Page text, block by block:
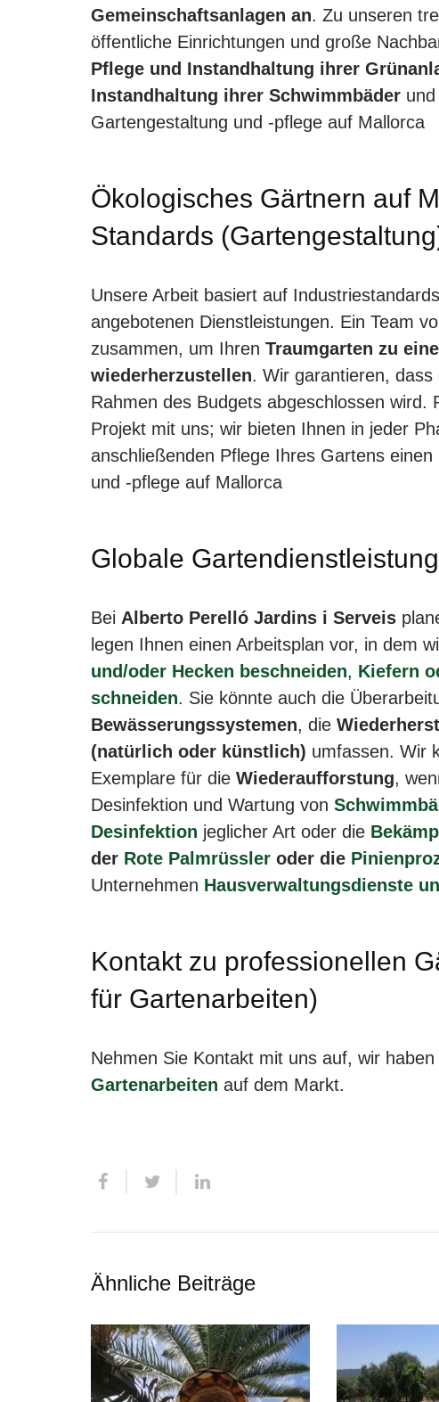
Gemeinschaftsanlagen an. Zu unseren
öffentliche Einrichtungen und große
Pflege und Instandhaltung ihrer
Instandhaltung ihrer Schwimmbäder
Gartengestaltung und -pflege auf Mallorca
Ökologisches Gärtnern auf
Standards
Unsere Arbeit basiert auf
angebotenen Dienstleistungen. Ein Team
zusammen, um Ihren Traumgarten zu
wiederherzustellen. Wir garantieren,
Rahmen des Budgets abgeschlossen
Projekt mit uns; wir bieten Ihnen in jeder
anschließenden Pflege Ihres Gartens
und -pflege auf Mallorca
Globale
Bei Alberto Perelló Jardins i Serveis
legen Ihnen einen Arbeitsplan vor, in dem
und/oder Hecken beschneiden, Kiefern
schneiden. Sie könnte auch die
Bewässerungssystemen, die
(natürlich oder künstlich) umfassen. Wir
Exemplare für die Wiederaufforstung,
Desinfektion und Wartung von
Desinfektion jeglicher Art oder die
der Rote Palmrüssler oder die
Unternehmen Hausverwaltungsdienste
Kontakt zu professionellen
für Gartenarbeiten)
Nehmen Sie Kontakt mit uns auf, wir
Gartenarbeiten auf dem Markt.
Ähnliche Beiträge